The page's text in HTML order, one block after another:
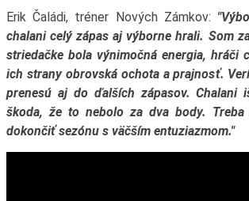
Erik Čaládi, tréner Nových Zámkov:
chalani celý zápas aj výborne hrali. Som
striedačke bola výnimočná energia, hráči
ich strany obrovská ochota a prajnosť.
prenesú aj do ďalších zápasov. Chalani
škoda, že to nebolo za dva body.
dokončiť sezónu s väčším entuziazmom."